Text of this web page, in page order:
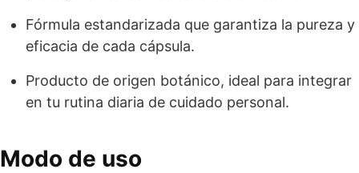
Fórmula estandarizada que garantiza la pureza y
eficacia de cada cápsula.
Producto de origen botánico, ideal para integrar
en tu rutina diaria de cuidado personal.
Modo de uso